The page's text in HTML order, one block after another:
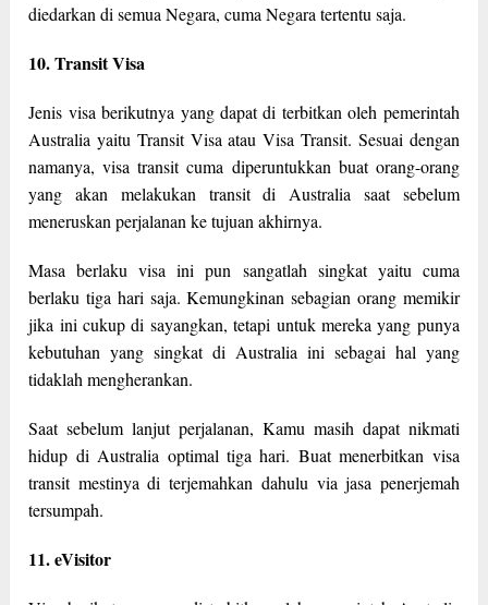
diedarkan di semua Negara, cuma Negara tertentu saja.
10. Transit Visa
Jenis visa berikutnya yang dapat di terbitkan oleh pemerintah
Australia yaitu Transit Visa atau Visa Transit. Sesuai dengan
namanya, visa transit cuma diperuntukkan buat orang-orang
yang akan melakukan transit di Australia saat sebelum
meneruskan perjalanan ke tujuan akhirnya.
Masa berlaku visa ini pun sangatlah singkat yaitu cuma
berlaku tiga hari saja. Kemungkinan sebagian orang memikir
jika ini cukup di sayangkan, tetapi untuk mereka yang punya
kebutuhan yang singkat di Australia ini sebagai hal yang
tidaklah mengherankan.
Saat sebelum lanjut perjalanan, Kamu masih dapat nikmati
hidup di Australia optimal tiga hari. Buat menerbitkan visa
transit mestinya di terjemahkan dahulu via jasa penerjemah
tersumpah.
11. eVisitor